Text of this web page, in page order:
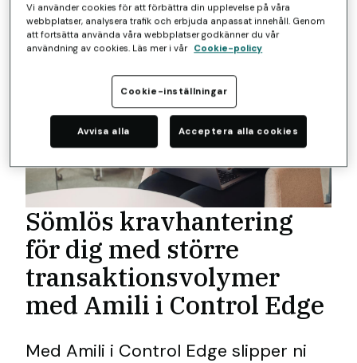
Sömlös kravhantering
för dig med större
transaktionsvolymer
med Amili i Control Edge
Med Amili i Control Edge slipper ni
Vi använder cookies för att förbättra din upplevelse på våra
webbplatser, analysera trafik och erbjuda anpassat innehåll. Genom
att fortsätta använda våra webbplatser godkänner du vår
användning av cookies. Läs mer i vår Cookie-policy
Cookie-inställningar
Avvisa alla Acceptera alla cookies